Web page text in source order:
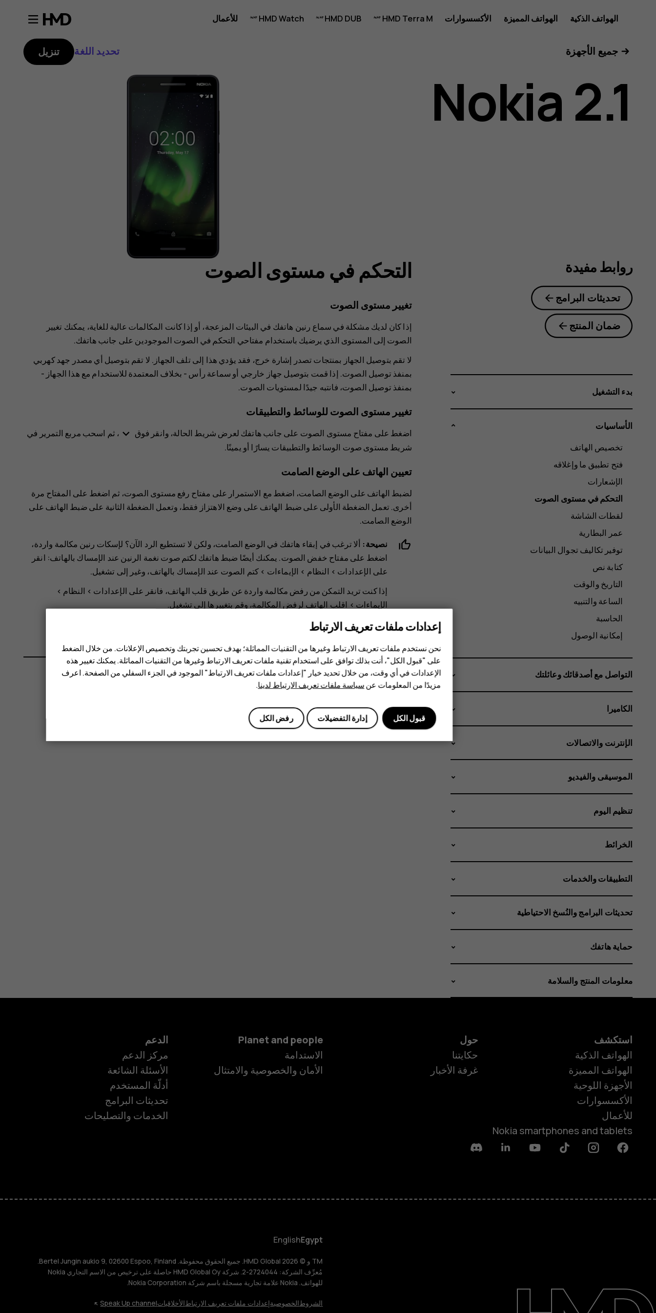
دليل
مستخدم
هاتف
الهواتف الذكية الهواتف المميزة الأكسسوارات HMD Terra M
HMD DUB
HMD Watch
للأعمال
الهواتف الذكية
HMD DUB
HMD Watch
للأعمال
الدعم
جميع الأجهزة تحديد اللغة تنزيل
Nokia 2.1
التحكم في مستوى الصوت
تغيير مستوى الصوت
إذا كان لديك مشكلة في سماع رنين هاتفك في البيئات المزعجة، أو إذا كانت المكالمات عالية للغاية، يمكنك تغيير
الصوت إلى المستوى الذي يرضيك باستخدام مفتاحي التحكم في الصوت الموجودين على جانب هاتفك.
لا تقم بتوصيل الجهاز بمنتجات تصدر إشارة خرج، فقد يؤدي هذا إلى تلف الجهاز. لا تقم بتوصيل أي مصدر جهد كهربي
بمنفذ توصيل الصوت. إذا قمت بتوصيل جهاز خارجي أو سماعة رأس - بخلاف المعتمدة للاستخدام مع هذا الجهاز -
بمنفذ توصيل الصوت، فانتبه جيدًا لمستويات الصوت.
تغيير مستوى الصوت للوسائط والتطبيقات
اضغط على مفتاح مستوى الصوت على جانب هاتفك لعرض شريط الحالة، وانقر فوق keyboard_arrow_down ، ثم اسحب مربع التمرير في
شريط مستوى صوت الوسائط والتطبيقات يسارًا أو يمينًا.
تعيين الهاتف على الوضع الصامت
لضبط الهاتف على الوضع الصامت، اضغط مع الاستمرار على مفتاح رفع مستوى الصوت، ثم اضغط على المفتاح مرة
أخرى. تعمل الضغطة الأولى على ضبط الهاتف على وضع الاهتزاز فقط، وتعمل الضغطة الثانية على ضبط الهاتف على
الوضع الصامت.
نصيحة: ألا ترغب في إبقاء هاتفك في الوضع الصامت، ولكن لا تستطيع الرد الآن؟ لإسكات رنين مكالمة واردة،
اضغط على مفتاح خفض الصوت. يمكنك أيضًا ضبط هاتفك لكتم صوت نغمة الرنين عند الإمساك بالهاتف: انقر
على الإعدادات > النظام > الإيماءات > كتم الصوت عند الإمساك بالهاتف، وغير إلى تشغيل.
إذا كنت تريد التمكن من رفض مكالمة واردة عن طريق قلب الهاتف، فانقر على الإعدادات > النظام >
الإيماءات > اقلب الهاتف لرفض المكالمة، وقم بتغييرها إلى تشغيل.
هل وجدت هذه المعلومات مفيدة؟
نعم لا
روابط مفيدة
تحديثات البرامج
ضمان المنتج
بدء التشغيل
الأساسيات
تخصيص الهاتف
فتح تطبيق ما وإغلاقه
الإشعارات
التحكم في مستوى الصوت
لقطات الشاشة
عمر البطارية
توفير تكاليف تجوال البيانات
كتابة نص
التاريخ والوقت
الساعة والتنبيه
الحاسبة
إمكانية الوصول
التواصل مع أصدقائك وعائلتك
الكاميرا
الإنترنت والاتصالات
الموسيقى والفيديو
تنظيم اليوم
الخرائط
التطبيقات والخدمات
تحديثات البرامج والنُسخ الاحتياطية
حماية هاتفك
معلومات المنتج والسلامة
استكشف
الهواتف الذكية
الهواتف المميزة
الأجهزة اللوحية
الأكسسوارات
للأعمال
Nokia smartphones and tablets
حول
حكايتنا
غرفة الأخبار
Planet and people
الاستدامة
الأمان والخصوصية والامتثال
الدعم
مركز الدعم
الأسئلة الشائعة
أدلّة المستخدم
تحديثات البرامج
الخدمات والتصليحات
Facebook
Instagram
Tiktok
Youtube
Linkedin
Discord
Egypt
English
TM و © 2026 HMD Global. جميع الحقوق محفوظة. Bertel Jungin aukio 9, 02600 Espoo, Finland.
مُعرِّف الشركة: 2724044-2. شركة HMD Global Oy حاصلة على ترخيص من الاسم التجاري Nokia
للهواتف. Nokia علامة تجارية مسجلة باسم شركة Nokia Corporation.
الشروطالخصوصيةإعدادات ملفات تعريف الارتباطالأخلاقياتSpeak Up channel
إعدادات ملفات تعريف الارتباط
نحن نستخدم ملفات تعريف الارتباط وغيرها من التقنيات المماثلة؛ بهدف تحسين تجربتك وتخصيص الإعلانات. من خلال الضغط
على "قبول الكل"، أنت بذلك توافق على استخدام تقنية ملفات تعريف الارتباط وغيرها من التقنيات المماثلة. يمكنك تغيير هذه
الإعدادات في أي وقت، من خلال تحديد خيار "إعدادات ملفات تعريف الارتباط" الموجود في الجزء السفلي من الصفحة. اعرف
مزيدًا من المعلومات عنسياسة ملفات تعريف الارتباط لدينا.
رفض الكل إدارة التفضيلات قبول الكل